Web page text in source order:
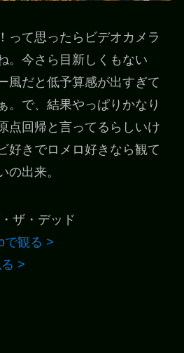
って思ったらビデオカメラ
。今さら目新しくもない
風だと低予算感が出すぎて
。で、結果やっぱりかなり
回帰と言ってるらしいけ
好きでロメロ好きなら観て
の出来。
ザ・デッド
で観る >
>